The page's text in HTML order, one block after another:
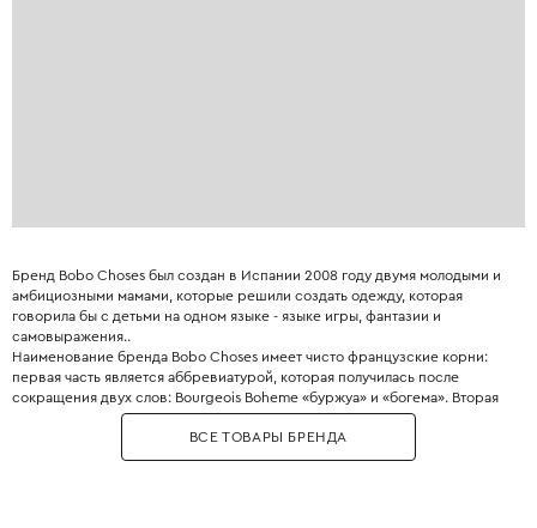
Бренд Bobo Choses был создан в Испании 2008 году двумя молодыми и
амбициозными мамами, которые решили создать одежду, которая
говорила бы с детьми на одном языке - языке игры, фантазии и
самовыражения..
Наименование бренда Bobo Choses имеет чисто французские корни:
первая часть является аббревиатурой, которая получилась после
сокращения двух слов: Bourgeois Boheme «буржуа» и «богема». Вторая
часть переводится как «вещи».
Главное отличие Bobo Choses - узнаваемый художественный стиль:
наивные принты, комфортные свободные силуэты и использование
ВСЕ ТОВАРЫ БРЕНДА